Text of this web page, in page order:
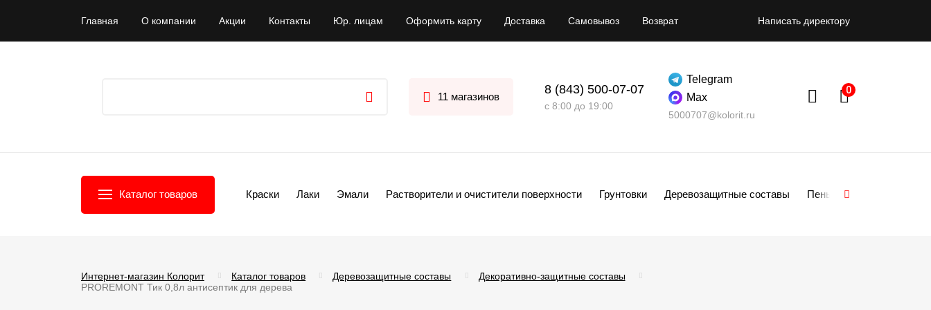
Главная О компании Акции Контакты Юр. лицам Оформить карту Доставка Самовывоз Возврат Написать директору
11 магазинов
8 (843) 500-07-07
с 8:00 до 19:00
Telegram
Max
5000707@kolorit.ru
Каталог товаров Краски Лаки Эмали Растворители и очистители поверхности Грунтовки Деревозащитные составы Пены
Интернет-магазин Колорит Каталог товаров Деревозащитные составы
Декоративно-защитные составы
PROREMONT Тик 0,8л антисептик для дерева